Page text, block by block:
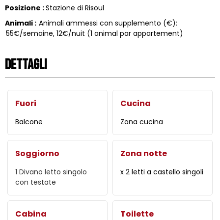
Posizione :Stazione di Risoul
Animali : Animali ammessi con supplemento (€):
55€/semaine, 12€/nuit (1 animal par appartement)
Dettagli
Fuori
Balcone
Cucina
Zona cucina
Soggiorno
1 Divano letto singolo
con testate
Zona notte
x 2 letti a castello singoli
Cabina Toilette